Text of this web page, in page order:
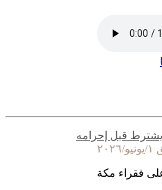
قبل إحرامه
فقراء مكة